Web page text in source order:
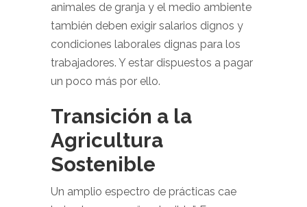
animales de granja y el medio ambiente
también deben exigir salarios dignos y
condiciones laborales dignas para los
trabajadores. Y estar dispuestos a pagar
un poco más por ello.
Transición a la
Agricultura
Sostenible
Un amplio espectro de prácticas cae